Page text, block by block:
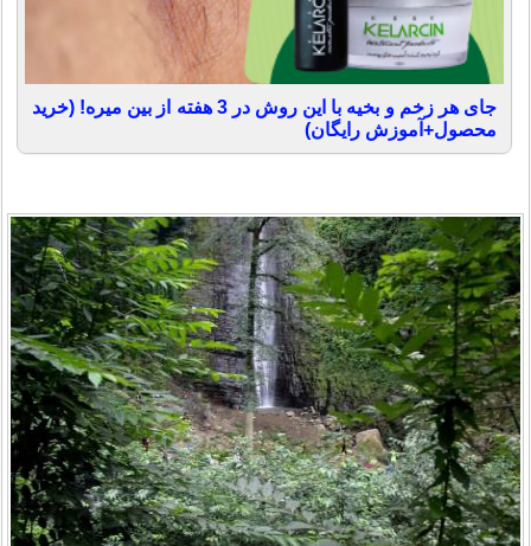
جای هر زخم و بخیه با این روش در 3 هفته از بین میره! (خرید
محصول+آموزش رایگان)